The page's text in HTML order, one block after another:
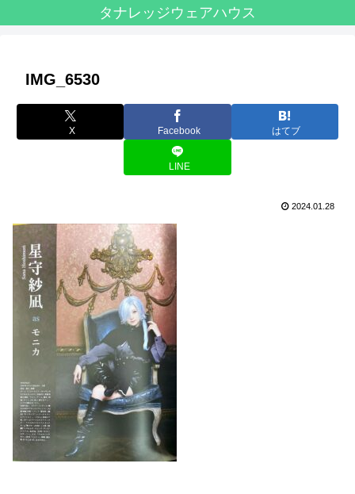
タナレッジウェアハウス
IMG_6530
X Facebook はてブ
LINE
2024.01.28